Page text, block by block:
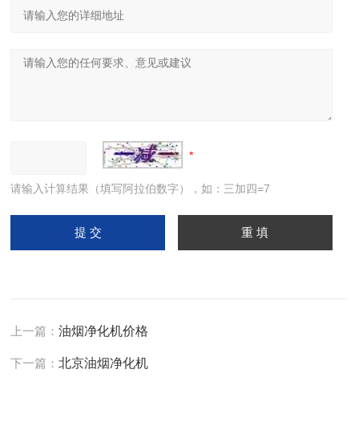
请输入计算结果（填写阿拉伯数字），如：三加四=7
上一篇：油烟净化机价格
下一篇：北京油烟净化机